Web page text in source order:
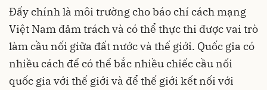
Đấy chính là môi trường cho báo chí cách mạng
Việt Nam đảm trách và có thể thực thi được vai trò
làm cầu nối giữa đất nước và thế giới. Quốc gia có
nhiều cách để có thể bắc nhiều chiếc cầu nối
quốc gia với thế giới và để thế giới kết nối với